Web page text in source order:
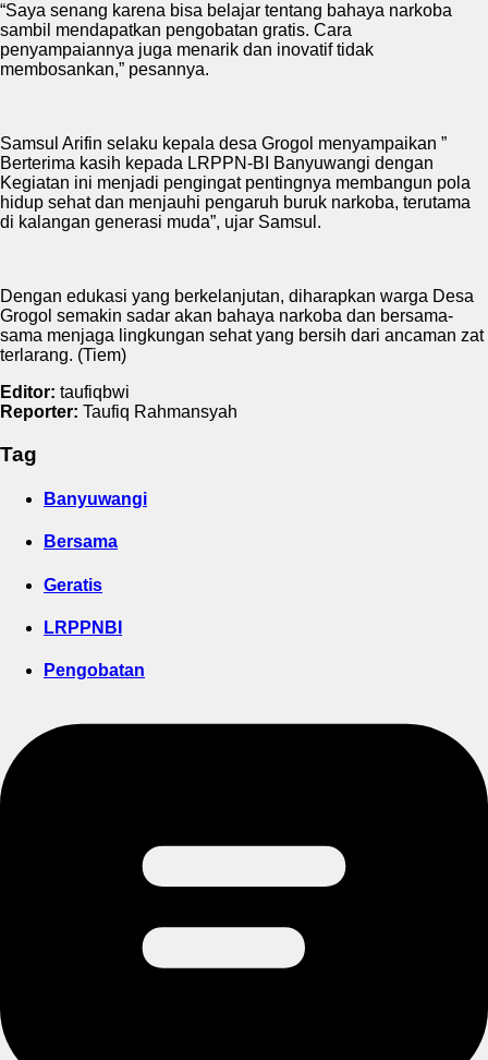
“Saya senang karena bisa belajar tentang bahaya narkoba
sambil mendapatkan pengobatan gratis. Cara
penyampaiannya juga menarik dan inovatif tidak
membosankan,” pesannya.
Samsul Arifin selaku kepala desa Grogol menyampaikan ”
Berterima kasih kepada LRPPN-BI Banyuwangi dengan
Kegiatan ini menjadi pengingat pentingnya membangun pola
hidup sehat dan menjauhi pengaruh buruk narkoba, terutama
di kalangan generasi muda”, ujar Samsul.
Dengan edukasi yang berkelanjutan, diharapkan warga Desa
Grogol semakin sadar akan bahaya narkoba dan bersama-
sama menjaga lingkungan sehat yang bersih dari ancaman zat
terlarang. (Tiem)
Editor: taufiqbwi
Reporter: Taufiq Rahmansyah
Tag
Banyuwangi
Bersama
Geratis
LRPPNBI
Pengobatan